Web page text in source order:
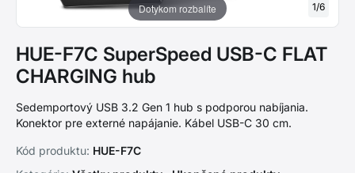
Dotykom rozbalíte 1/6
HUE-F7C SuperSpeed USB-C FLAT
CHARGING hub
Sedemportový USB 3.2 Gen 1 hub s podporou nabíjania.
Konektor pre externé napájanie. Kábel USB-C 30 cm.
Kód produktu: HUE-F7C